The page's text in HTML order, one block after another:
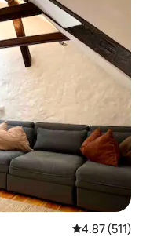
औसत रेटिंग 5 में से
4.87 (511)